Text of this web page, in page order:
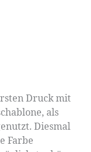
Druck mit
als
Diesmal
Farbe